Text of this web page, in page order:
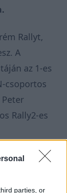
parties, or
Rallyt,
A
az 1-es
csoportos
Rally2-es
is el